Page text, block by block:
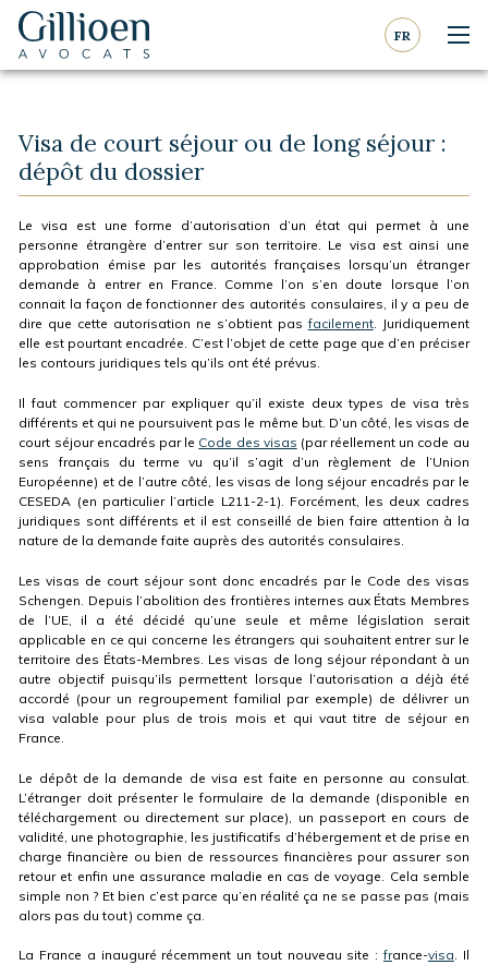
Aller au contenu
FR
Visa de court séjour ou de long séjour :
dépôt du dossier
Le visa est une forme d’autorisation d’un état qui permet à une
personne étrangère d’entrer sur son territoire. Le visa est ainsi une
approbation émise par les autorités françaises lorsqu’un étranger
demande à entrer en France. Comme l’on s’en doute lorsque l’on
connait la façon de fonctionner des autorités consulaires, il y a peu de
dire que cette autorisation ne s’obtient pasfacilement. Juridiquement
elle est pourtant encadrée. C’est l’objet de cette page que d’en préciser
les contours juridiques tels qu’ils ont été prévus.
Il faut commencer par expliquer qu’il existe deux types de visa très
différents et qui ne poursuivent pas le même but. D’un côté, les visas de
court séjour encadrés par le Code des visas (par réellement un code au
sens français du terme vu qu’il s’agit d’un règlement de l’Union
Européenne) et de l’autre côté, les visas de long séjour encadrés par le
CESEDA (en particulier l’article L211-2-1). Forcément, les deux cadres
juridiques sont différents et il est conseillé de bien faire attention à la
nature de la demande faite auprès des autorités consulaires.
Les visas de court séjour sont donc encadrés par le Code des visas
Schengen. Depuis l’abolition des frontières internes aux États Membres
de l’UE, il a été décidé qu’une seule et même législation serait
applicable en ce qui concerne les étrangers qui souhaitent entrer sur le
territoire des États-Membres. Les visas de long séjour répondant à un
autre objectif puisqu’ils permettent lorsque l’autorisation a déjà été
accordé (pour un regroupement familial par exemple) de délivrer un
visa valable pour plus de trois mois et qui vaut titre de séjour en
France.
Le dépôt de la demande de visa est faite en personne au consulat.
L’étranger doit présenter le formulaire de la demande (disponible en
téléchargement ou directement sur place), un passeport en cours de
validité, une photographie, les justificatifs d’hébergement et de prise en
charge financière ou bien de ressources financières pour assurer son
retour et enfin une assurance maladie en cas de voyage. Cela semble
simple non ? Et bien c’est parce qu’en réalité ça ne se passe pas (mais
alors pas du tout) comme ça.
La France a inauguré récemment un tout nouveau site :france-visa. Il